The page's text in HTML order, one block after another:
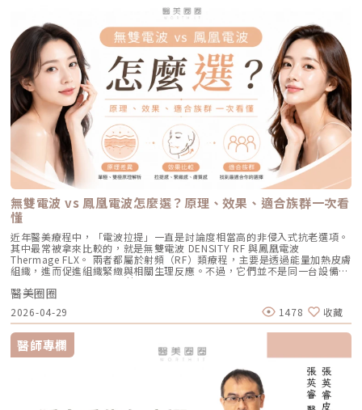
幅萎縮皮脂腺，把出油量降到極低，讓長痘痘的機率降到最低。但人體是有
自我修復機制的，經過數年後，部分皮脂腺可能會慢慢恢復部分功能。此
外，極端的壓力、嚴重的賀爾蒙失調依然可能引發零星的痘痘。但整體來
說，膚況絕對會比治療前穩定非常多。許多人會選擇在 1 到 2 年後，將
AviClear 作為年度的「控油進廠保養」來施打一次。Q5：打完 AviClear 後
有修復期嗎？該怎麼保養？A：由於屬於「非侵入性」的安全療程，術後皮
膚最多只會有輕微的泛紅，通常在幾個小時到一天內就會自然消退，完全不
影響日常上班上課。術後的保養也非常簡單：只要做好「基礎保濕」與「確
實防曬」，並在術後一週內暫停使用美白、酸類或去角質等刺激性產品即
可。對於忙碌的現代人來說，是非常友善的午休醫美選擇。拿回肌膚的主導
權，抗痘不再是一場苦戰青春痘從來就不只是一個表面的皮膚問題，它更深
刻地牽動著個人的自信心與社交生活。過去，嚴重痘痘肌患者往往陷入兩
難：任憑痘痘反覆肆虐，或是無奈忍受口服藥物的強烈副作用。隨著 2026
年新一代抗痘武器AviClear 戰痘雷射（1726nm）問世，無疑為醫學美容界
與深受痘痘困擾的患者，提供了一個全新、安全且具備極長效性的無藥物解
答。它成功將抗痘戰場，從伴隨負擔的全身性藥物代謝，精準轉移至局部的
皮脂腺控制，從源頭阻斷致痘環境。如果你也厭倦了反覆擦藥、吃藥的無盡
輪迴，渴望重新擁有一張清爽、穩定、不易泛油光的健康臉龐，建議尋求專
業醫師進行完整的膚況評估。透過精準的雷射療程規劃，為自己預約一個遠
離痘疤與油光的全新未來！
波 Exion、無限電波 Potenza）原理：結合了「微針」與「電波（RF）」
雙重優勢。透過極細的微針穿透表皮，在到達真皮層特定深度時瞬間釋放電
波熱能。這不僅能刺激膠原蛋白與彈力蛋白重組（改善老化型毛孔），微針
的物理性破壞與電波熱能，還能破壞過度活躍的皮脂腺（改善出油型毛
孔）。適合誰：混合型毛孔（又油又鬆弛）、肝斑體質不適合打高能量雷射
者、想全面提升膚質緊緻度的人。效果與特色：因為熱能在皮膚深層釋放，
表皮的熱傷害極小，退紅快（通常隔天即可上妝）。對於膚質的「整體優
化」有非常亮眼的表現。5. 物理性微創重建：得美微針筆（Dermapen）原
理：透過儀器上極細微的針頭，在肌膚表層每秒創造出1,920的微小穿刺通
道。這種「微破壞」能直接啟動肌膚天然的傷口癒合機制，刺激膠原蛋白與
彈力蛋白增生。更棒的是，這些微通道能像海綿一樣，大幅提升後續保養精
華（如生長因子、高濃度玻尿酸）的吸收率，達到加乘的養膚效果。適合族
群：老化型毛孔、淺層凹洞型毛孔、膚質粗糙者，以及對部分能量型療程較
為敏感、希望降低反黑風險的族群（實際仍需由醫師評估）。效果與特色：
因為沒有雷射或電波的「熱傷害」，所以術後照顧相對簡單，反黑機率極
低。做完後通常會有 1~3 天的微泛紅，能溫和改善膚質與毛孔細緻度的新
興療程。醫美療程怎麼選？重點大評比為了讓你更清楚怎麼挑選，我們整理
了五大主力療程的比較表：療程後的關鍵：醫美術後保養黃金法則許多人投
入療程本身，卻忽略術後照護的重要性，可能影響修復效果，甚至增加色素
沉澱風險。掌握以下三大原則，有助於穩定膚況並延續療程效果：1. 加強保
濕修護雷射或電波療程後，肌膚屏障暫時較為脆弱，容易出現乾燥與水分流
失。建議選擇成分單純、無香精與酒精的保濕與修護產品（如玻尿酸、神經
醯胺），協助維持肌膚修復所需的穩定環境。2. 落實防曬措施術後肌膚對紫
外線較為敏感，建議使用足夠防曬係數（如 SPF30–50 以上），並搭配帽
子、陽傘等物理性防曬，以降低色素沉澱的風險。3. 避免刺激性保養於恢復
期間內，應暫停使用酸類（如果酸、水楊酸）、A醇、去角質及高刺激性美
白產品。實際恢復時間會依療程種類與個人膚況不同，建議依照醫師指示逐
步恢復日常保養。毛孔粗大常見問題Q&A Q1：做完醫美，毛孔就可以「完
全消失」嗎？ 這是不切實際的期望喔！毛孔是皮膚正常的生理結構，不可
能完全消失不見。醫美療程的目標是讓變大、變形毛孔「縮小、變淺」，讓
肌膚在視覺上達到平滑、細緻的效果，也就是俗稱的「水煮蛋肌」狀態。
Q2：打雷射縮毛孔，皮膚會不會越打越薄？ 正確的雷射治療不但不會讓皮
膚變薄，反而會因為刺激真皮層膠原蛋白新生，讓肌膚變得更厚實、更有彈
性！但前提是「間隔時間要充足」且「能量掌控得當」，過度頻繁的施打才
有可能破壞皮膚屏障。Q3：改善毛孔粗大，通常需要打幾次才有效？ 醫美
不是變魔術，通常需要一個「療程」的規劃。以皮秒雷射或微針電波為例，
術，不只是把能量打在斑點上，而是以更科學、更安全的方式處理色素問
題。AutoDerm 智慧影像分析系統在正式治療前，系統會先掃描肌膚，辨識
每一處斑點的分布、深度與範圍。這讓醫師不再只依賴肉眼判斷，而是能透
過影像資訊調整能量，讓治療更客製化、也更一致。對於斑點多、深淺不一
或分布不規則的人來說，這項技術能有效提升治療的精準度。CPTL 超冷卻
保護除斑過程中最令人擔心的副作用之一，就是因熱能過高造成紅腫、脫
皮，甚至反黑。CPTL 的作用是在雷射擊發的同時迅速降溫，使肌膚保持在
低溫狀態，避免熱能向周圍擴散。皮膚被冷保護包覆後，不僅治療時更舒
適，也能減少後續的發炎反應，讓整體修復期縮短許多。VSLS色素冷剝離
技術在 532 奈米波長下，Reepot 的能量並非以高熱燒灼黑色素，而是以機
械式的震動作用使色素顆粒鬆動、分離，再交由身體自然代謝。這項機制能
同時保護真皮層的血管結構，減少對健康組織的影響，讓整個治療更溫和，
也降低出現過度刺激或色素反應的可能性。透過這三項核心技術的搭配，
Reepot 不只是單純「把斑點打掉」，而是以更安全、更穩定的方式改善色
素問題，也更符合現代人對於恢復期短、風險低的期待。Reepot 為何能將
斑點一撕即除？人工皮代謝讓改善更有感為什麼 Reepot 能做到治療後「撕
除人工皮時同步帶走斑點」？這與它的能量作用與術後設計密切相關。
Reepot 透過 532 nm 能量搭配冷剝離技術，使表層黑色素逐漸被帶向角質
層；治療後覆蓋的人工皮則提供穩定、封閉式的修復環境，讓色素在代謝期
間被更完整地固定在表皮。當人工皮在回診時由專業人員取下，老化角質連
同部分色素會一併脫落，因此能呈現出「一撕即除」的改善效果。以冷卻保
護與機械式震動相結合的方式，讓斑點代謝更有感，也讓治療成果更直觀。
誰適合做 Reepot？讓你一眼就能找到自己的定位Reepot 特別適合以下肌
膚需求： 曬斑、雀斑、老人斑、顴骨母斑 膚色暗沉不均，看起來不夠乾淨
或偏敏感，不敢嘗試侵略性太高的治療Reepot AI時光雷射的效果：一次能
改善什麼？以下為臨床上常見改善情況（效果因個人皮膚而異）： 斑點淡
化明顯 膚色提亮、均勻度提升 老人斑變淡、邊界變柔和 妝感變乾淨，妝更
貼更亮 肌膚質地有細緻感Reepot 術後恢復期與照護指南Reepot 最大優勢
之一就是修復期短。常見反應淡淡泛紅：1–3 天斑點結痂／色素加深：3–7
天代謝期：1–2 週術前事項1. 治療部位若有傷口、感染或過敏發炎需等肌膚
恢復後再施作。2. 有心律調節器、光敏感或慢性疾病者需由醫師評估安全
性。3. 孕婦、哺乳者與近期使用光敏藥物者不建議進行光電療程。4. 三個
月內做過深層換膚或磨皮者需與醫師確認治療時機。5. 術前請避免日曬並停
止酸類、去角質與刺激性保養品。這些都有助於減少反黑。術後照護1. 人工
拉提使用的是 RF 射頻能量。RF 是 Radiofrequency 的縮寫。原理是透過
射頻能量在皮膚組織中產生熱能，讓膠原蛋白受熱收縮，並啟動後續的膠原
蛋白新生與重組。很多人一聽到「加熱」會覺得很抽象，電波不是只打一個
點，而是讓一段皮膚組織被均勻加熱。當皮膚裡的膠原纖維遇到適當熱能，
就像鬆掉的彈力網被重新收緊，視覺上會有比較緊、平整的感覺。所以電波
常見的效果感受包括：皮膚變緊、細紋變淡、毛孔視覺變細緻、臉部鬆弛感
改善、膚質變得比較平滑。也因為電波比較強調「皮膚緊緻」和「膚質改
善」，所以如果困擾的是臉看起來鬆鬆的、眼周或嘴邊有細紋、臉頰摸起來
不夠緊實，電波通常會是可以評估的方向。但要注意，電波不是做完就立刻
變成另一張臉。效果通常會分成兩個階段：一部分人會先感覺皮膚有收緊
感，後續則會隨著膠原蛋白慢慢新生，讓緊緻度逐漸出現。音波是什麼？重
點在聚焦超音波與深層拉提音波拉提使用的是 聚焦式超音波能量，常見名
稱包含 HIFU、MFU 或 MFU-V。它的特色是可以把能量聚焦到皮膚深層，形
成一個個熱凝結點，刺激組織收縮與膠原蛋白新生。部分音波療程可透過不
同深度探頭，將能量作用到接近深層支撐結構的位置，例如常被討論的
SMAS 筋膜層。SMAS 是臉部支撐結構的一部分，傳統拉皮手術也會處理這
個層次。音波的概念，就是透過非侵入式方式，把能量送到較深層的支撐結
構，幫助輪廓往上拉。所以音波常見的效果感受包括：下顎線變清楚、嘴邊
肉改善、臉部線條變順、雙下巴或下半臉鬆垂感變少。如果你的困擾不是細
紋，而是「臉往下掉」、「輪廓線越來越模糊」、「拍照時下半臉變重」，
音波通常會比電波更貼近你的需求。不過音波也不是越深越好、越痛越有
效。不同部位需要不同探頭、不同深度與不同發數，醫師必須依照臉型、脂
肪厚度、骨架與皮膚狀況去規劃。打錯層次、能量過高或發數不合適，都可
能影響效果與安全性。電波、音波、傳統拉皮手術差異表 項目 電波拉提 音
波拉提 傳統拉皮手術 療程原理 使用RF射頻能量，透過熱能刺激膠原蛋白收
縮與新生 使用聚焦式超音波能量，將熱能聚焦到特定深度，刺激組織收縮
與膠原蛋白新生 透過外科手術方式，移除多餘皮膚，並重新拉提、固定鬆
弛組織 作用方向 偏向皮膚緊緻、細紋、膚質與鬆弛感改善 偏向深層支撐、
輪廓拉提、下顎線與嘴邊肉改善 偏向明顯鬆弛、下垂組織與多餘皮膚的結
構性改善 常見作用層次 真皮層、皮下組織，依儀器與能量設定不同 真皮
層、皮下組織、筋膜層等不同深度，依探頭與機型不同 皮膚、皮下組織、
無雙電波 vs 鳳凰電波怎麼選？原理、效果、適合族群一次看
懂
近年醫美療程中，「電波拉提」一直是討論度相當高的非侵入式抗老選項。
其中最常被拿來比較的，就是無雙電波 DENSITY RF 與鳳凰電波
Thermage FLX。 兩者都屬於射頻（RF）類療程，主要是透過能量加熱皮膚
組織，進而促進組織緊緻與相關生理反應。不過，它們並不是同一台設備，
也不只是名稱不同而已。 簡單來說： 鳳凰電波較常被用於輪廓緊緻與拉提
需求，屬於單極射頻應用的代表療程； 無雙電波則為結合單極與雙極射頻
的複合式電波療程，常被用於同時兼顧緊緻與膚質改善。 根據原廠資料，
Thermage 為非侵入式射頻療程，可應用於肌膚緊緻與平滑需求；而
DENSITY 則採用單極與雙極射頻能量，可作用於不同皮膚層次。 這也是為
什麼許多人在選擇療程時會產生疑問： 我需要的是「輪廓拉提」，還是
「膚質細緻」？ 我適合鳳凰電波，還是無雙電波？ 兩者是否可以搭配施
作？ 以下將用較好理解的方式，帶你一次釐清兩者差異。什麼是鳳凰電波
Thermage FLX？鳳凰電波的正式名稱是 Thermage FLX，為台灣索塔
SoltaTaiwan Limited旗下的射頻設備。根據台灣原廠資料，Thermage
FLX 採用單極電容耦合射頻技術。所謂「電容耦合」，簡單來說就是能量透
過皮膚表面傳導進入皮膚內部，無需破壞皮膚結構。它的特色是「單極電
醫美圈圈
2026-04-29 1478 收藏
醫師專欄